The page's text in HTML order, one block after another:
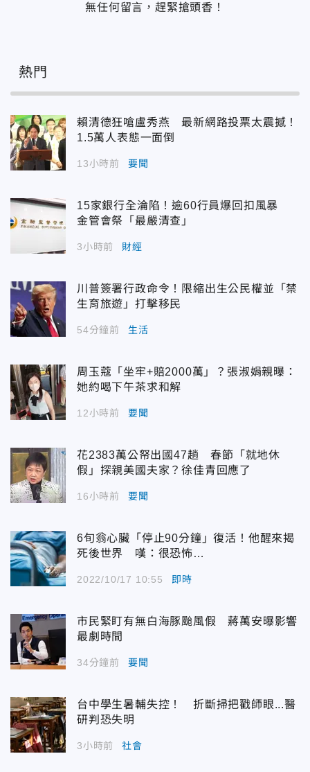
無任何留言，趕緊搶頭香！
熱門
賴清德狂嗆盧秀燕 最新網路投票太震撼！
1.5萬人表態一面倒
13小時前 要聞
15家銀行全淪陷！逾60行員爆回扣風暴
金管會祭「最嚴清查」
3小時前 財經
川普簽署行政命令！限縮出生公民權並「禁
生育旅遊」打擊移民
54分鐘前 生活
周玉蔻「坐牢+賠2000萬」？張淑娟親曝：
她約喝下午茶求和解
12小時前 要聞
花2383萬公帑出國47趟 春節「就地休
假」探親美國夫家？徐佳青回應了
16小時前 要聞
6旬翁心臟「停止90分鐘」復活！他醒來揭
死後世界 嘆：很恐怖…
2022/10/17 10:55 即時
市民緊盯有無白海豚颱風假 蔣萬安曝影響
最劇時間
34分鐘前 要聞
台中學生暑輔失控！ 折斷掃把戳師眼...醫
研判恐失明
3小時前 社會